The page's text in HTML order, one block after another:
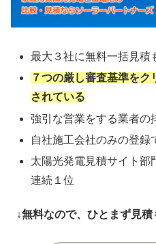
最大３社に無料一括見積
７つの厳し審査基準を
されている
強引な営業をする業者の
自社施工会社のみの登録
太陽光発電見積サイト部
連続１位
↓無料なので、ひとまず見